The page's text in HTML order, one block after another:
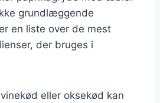
grundlæggende
en liste over de mest
der bruges i
eller oksekød kan